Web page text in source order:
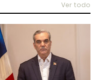
Ver todo